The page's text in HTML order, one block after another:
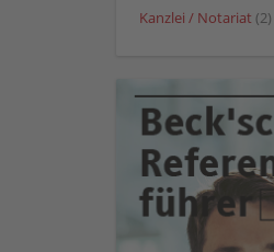
Kanzlei / Notariat (2)